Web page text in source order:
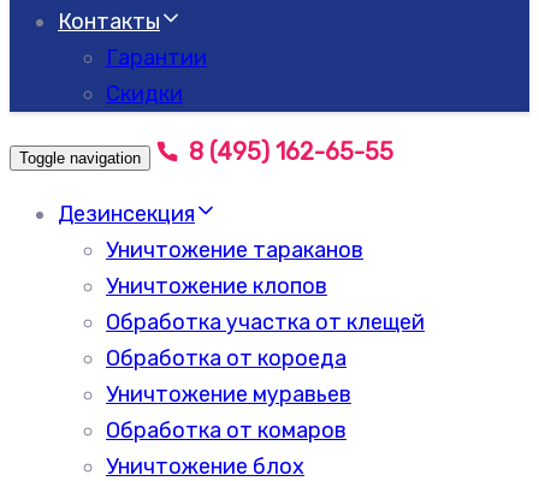
Контакты
Гарантии
Скидки
Toggle navigation 8 (495) 162-65-55
Дезинсекция
Уничтожение тараканов
Уничтожение клопов
Обработка участка от клещей
Обработка от короеда
Уничтожение муравьев
Обработка от комаров
Уничтожение блох